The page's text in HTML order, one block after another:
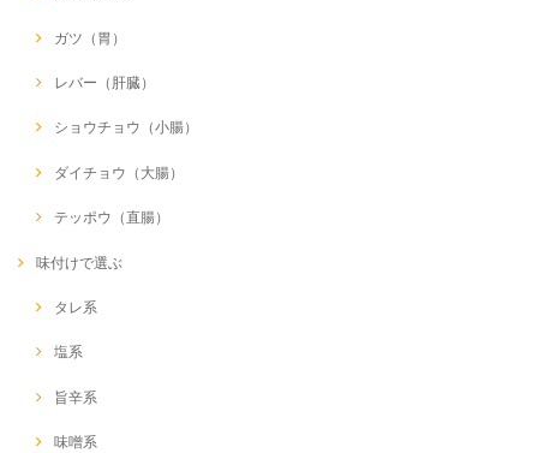
ガツ（胃）
レバー（肝臓）
ショウチョウ（小腸）
ダイチョウ（大腸）
テッポウ（直腸）
味付けで選ぶ
タレ系
塩系
旨辛系
味噌系